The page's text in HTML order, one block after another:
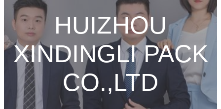
HUIZHOU
XINDINGLI PACK
CO.,LTD